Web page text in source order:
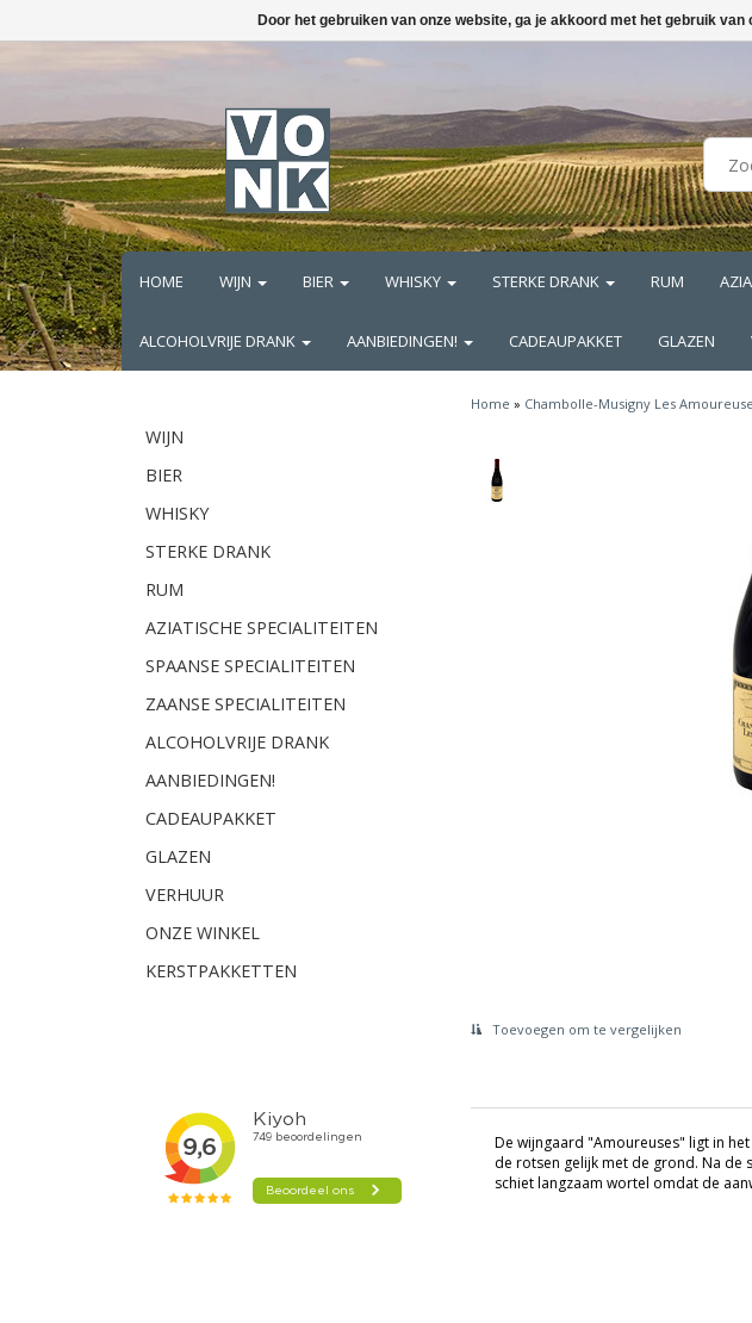
HOME WIJN BIER WHISKY STERKE DRANK RUM
ALCOHOLVRIJE DRANK AANBIEDINGEN! CADEAUPAKKET GLAZEN
WIJN
BIER
WHISKY
STERKE DRANK
RUM
AZIATISCHE SPECIALITEITEN
SPAANSE SPECIALITEITEN
ZAANSE SPECIALITEITEN
ALCOHOLVRIJE DRANK
AANBIEDINGEN!
CADEAUPAKKET
GLAZEN
VERHUUR
ONZE WINKEL
KERSTPAKKETTEN
Home » Chambolle-Musigny Les
Toevoegen om te vergelijken
De wijngaard "Amoureuses" ligt in
de rotsen gelijk met de grond. Na de
schiet langzaam wortel omdat de
Door het gebruiken van onze website, ga je akkoord met het gebruik